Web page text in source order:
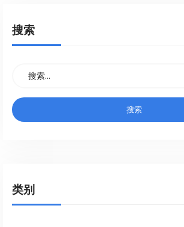
搜索
类别